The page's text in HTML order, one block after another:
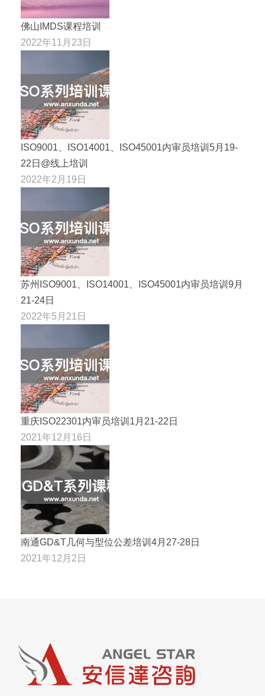
佛山IMDS课程培训
2022年11月23日
ISO9001、ISO14001、ISO45001内审员培训5月19-
22日@线上培训
2022年2月19日
苏州ISO9001、ISO14001、ISO45001内审员培训9月
21-24日
2022年5月21日
重庆ISO22301内审员培训1月21-22日
2021年12月16日
南通GD&T几何与型位公差培训4月27-28日
2021年12月2日